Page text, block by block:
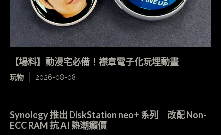
【場料】動漫宅必備！襟章電子化玩埋動畫
玩物 2026-08-08
Synology 推出 DiskStation neo+ 系列 改配 Non-
ECC RAM 抗 AI 熱潮癲價